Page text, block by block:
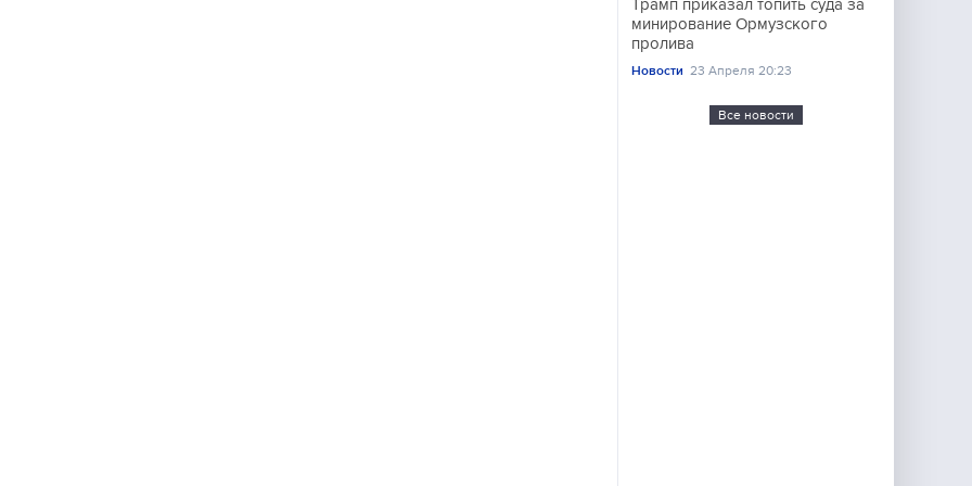
Трамп приказал топить суда за
минирование Ормузского
пролива
Новости 23 Апреля 20:23
Все новости